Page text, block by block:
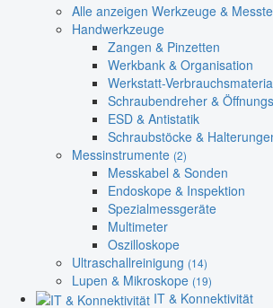
Alle anzeigen Werkzeuge &
Handwerkzeuge
Zangen & Pinzetten
Werkbank & Organisation
Werkstatt-
Schraubendreher &
ESD & Antistatik
Schraubstöcke &
Messinstrumente (2)
Messkabel & Sonden
Endoskope & Inspektion
Spezialmessgeräte
Multimeter
Oszilloskope
Ultraschallreinigung (14)
Lupen & Mikroskope (19)
IT & Konnektivität